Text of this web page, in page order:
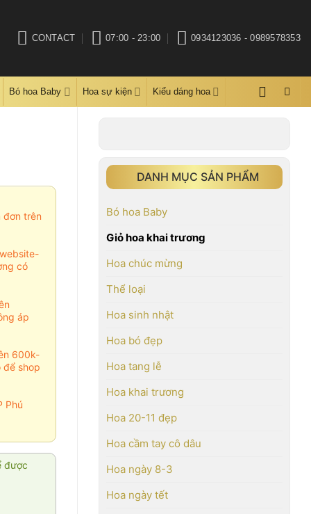
CONTACT 07:00 - 23:00 0934123036 - 0989578353
Bó hoa Baby Hoa sự kiện Kiểu dáng hoa
DANH MỤC SẢN PHẨM
Bó hoa Baby
Giỏ hoa khai trương
Hoa chúc mừng
Thể loại
Hoa sinh nhật
Hoa bó đẹp
Hoa tang lễ
Hoa khai trương
Hoa 20-11 đẹp
Hoa cầm tay cô dâu
Hoa ngày 8-3
Hoa ngày tết
đơn trên
có
áp
600k-
để shop
Phú
được